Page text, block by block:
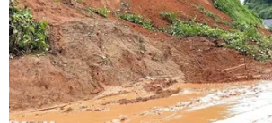
Sở Y tế tỉnh Hòa Bình vừa ra
chứng chỉ hành nghề khám
với bác sỹ Hoàng Công Lương -
khoa tỉnh Hòa Bình.